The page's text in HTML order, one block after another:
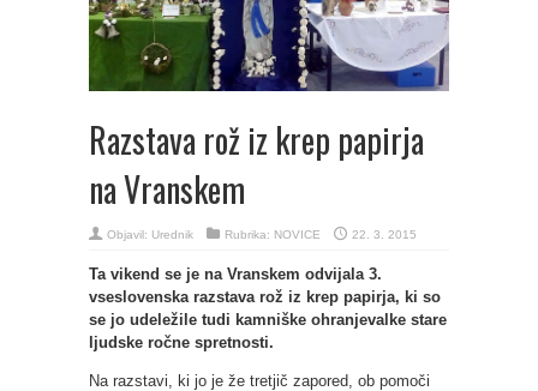
Razstava rož iz krep papirja
na Vranskem
Objavil: Urednik Rubrika: NOVICE 22. 3. 2015
Ta vikend se je na Vranskem odvijala 3.
vseslovenska razstava rož iz krep papirja, ki so
se jo udeležile tudi kamniške ohranjevalke stare
ljudske ročne spretnosti.
Na razstavi, ki jo je že tretjič zapored, ob pomoči